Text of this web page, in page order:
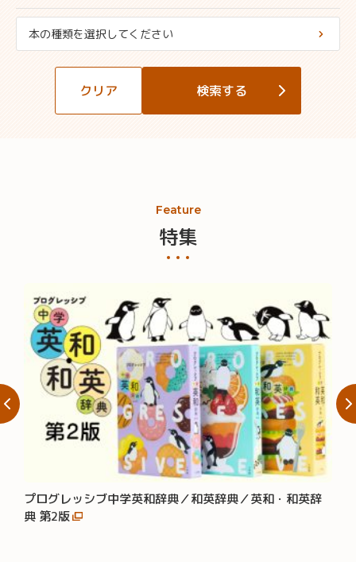
本の種類を選択してください
クリア 検索する
Feature
特集
プログレッシブ中学英和辞典／和英辞典／英和・和英辞
典 第2版